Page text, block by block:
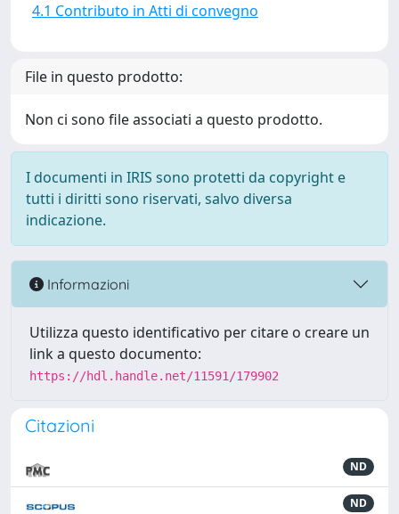
4.1 Contributo in Atti di convegno
File in questo prodotto:
Non ci sono file associati a questo prodotto.
I documenti in IRIS sono protetti da copyright e
tutti i diritti sono riservati, salvo diversa
indicazione.
Informazioni
Utilizza questo identificativo per citare o creare un
link a questo documento:
https://hdl.handle.net/11591/179902
Citazioni
ND
ND